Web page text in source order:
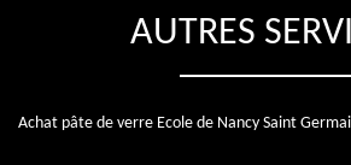
AUTRES
Achat pâte de verre Ecole de Nancy Saint